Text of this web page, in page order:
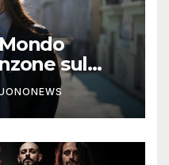
sul
andare i